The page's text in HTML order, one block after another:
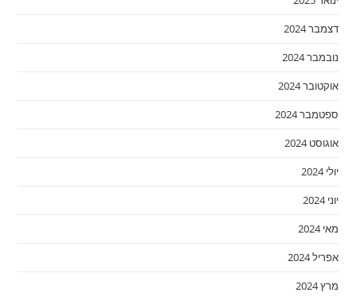
דצמבר 2024
נובמבר 2024
אוקטובר 2024
ספטמבר 2024
אוגוסט 2024
יולי 2024
יוני 2024
מאי 2024
אפריל 2024
מרץ 2024